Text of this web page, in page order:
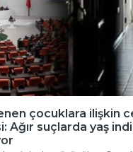
çocuklara ilişkin
Ağır suçlarda yaş